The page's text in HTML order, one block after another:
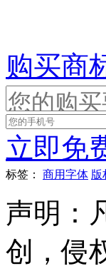
购买商
立即免
标签： 商用字体 版
声明：
创，侵